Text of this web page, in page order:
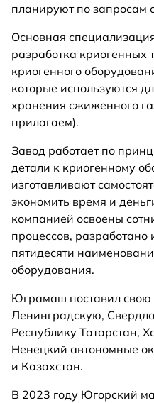
планируют по запросам
Основная
разработка криогенных
криогенного
которые используются
хранения сжиженного
прилагаем).
Завод работает по
детали к криогенному
изготавливают
экономить время и
компанией освоены
процессов,
пятидесяти
оборудования.
Юграмаш поставил
Ленинградскую,
Республику Татарстан,
Ненецкий автономные
и Казахстан.
В 2023 году Югорский